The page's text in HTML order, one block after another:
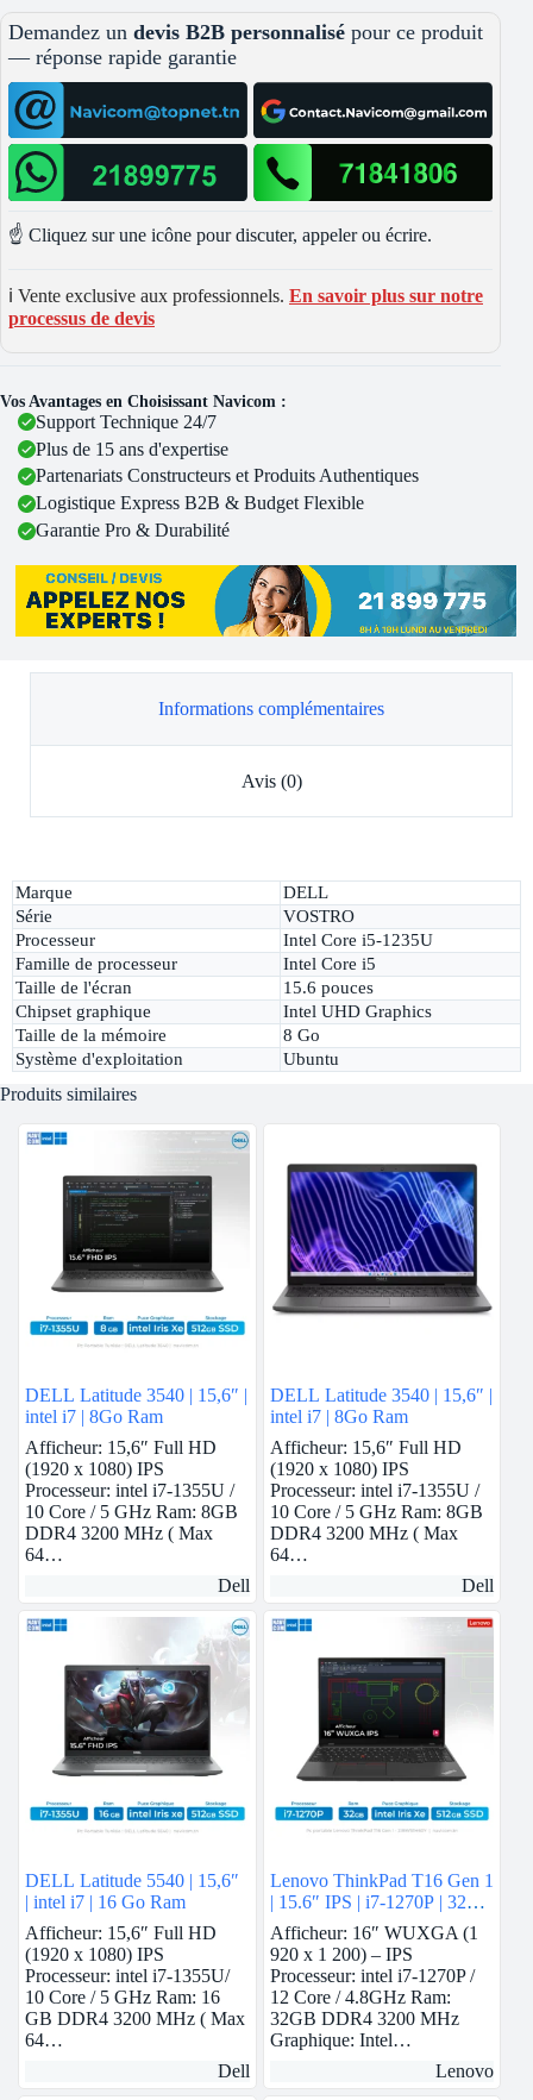
Demandez un devis B2B personnalisé pour ce produit
— réponse rapide garantie
☝️ Cliquez sur une icône pour discuter, appeler ou écrire.
ℹ️ Vente exclusive aux professionnels. En savoir plus sur notre
processus de devis
Vos Avantages en Choisissant Navicom :
Support Technique 24/7
Plus de 15 ans d'expertise
Partenariats Constructeurs et Produits Authentiques
Logistique Express B2B & Budget Flexible
Garantie Pro & Durabilité
Informations complémentaires
Avis (0)
Marque
DELL
Série
VOSTRO
Processeur
Intel Core i5-1235U
Famille de processeur
Intel Core i5
Taille de l'écran
15.6 pouces
Chipset graphique
Intel UHD Graphics
Taille de la mémoire
8 Go
Système d'exploitation
Ubuntu
Produits similaires
DELL Latitude 3540 | 15,6″ |
intel i7 | 8Go Ram
Afficheur: 15,6″ Full HD
(1920 x 1080) IPS
Processeur: intel i7-1355U /
10 Core / 5 GHz Ram: 8GB
DDR4 3200 MHz ( Max
64…
Dell
DELL Latitude 3540 | 15,6″ |
intel i7 | 8Go Ram
Afficheur: 15,6″ Full HD
(1920 x 1080) IPS
Processeur: intel i7-1355U /
10 Core / 5 GHz Ram: 8GB
DDR4 3200 MHz ( Max
64…
Dell
DELL Latitude 5540 | 15,6″
| intel i7 | 16 Go Ram
Afficheur: 15,6″ Full HD
(1920 x 1080) IPS
Processeur: intel i7-1355U/
10 Core / 5 GHz Ram: 16
GB DDR4 3200 MHz ( Max
64…
Dell
Lenovo ThinkPad T16 Gen 1
| 15.6″ IPS | i7-1270P | 32
GB Ram | intel Iris Xe | 512
GB SSD
Afficheur: 16″ WUXGA (1
920 x 1 200) – IPS
Processeur: intel i7-1270P /
12 Core / 4.8GHz Ram:
32GB DDR4 3200 MHz
Graphique: Intel…
Lenovo